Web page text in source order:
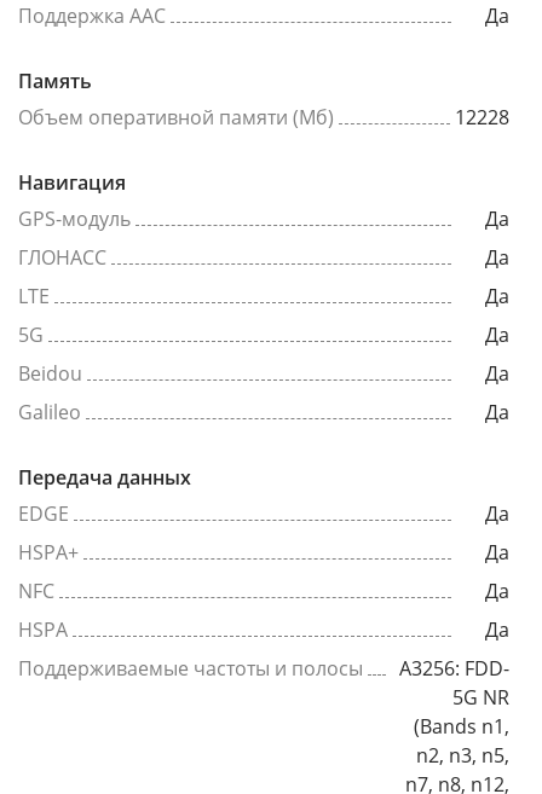
Поддержка AAC
Да
Память
Объем оперативной памяти (Мб)
12228
Навигация
GPS-модуль
Да
ГЛОНАСС
Да
LTE
Да
5G
Да
Beidou
Да
Galileo
Да
Передача данных
EDGE
Да
HSPA+
Да
NFC
Да
HSPA
Да
Поддерживаемые частоты и полосы
A3256: FDD-
5G NR
(Bands n1,
n2, n3, n5,
n7, n8, n12,